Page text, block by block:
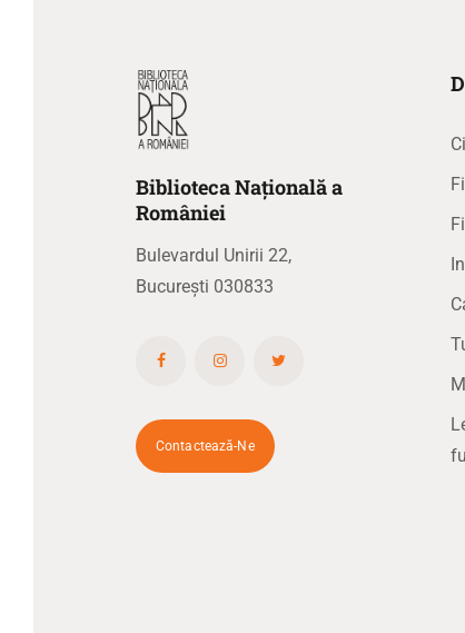
BibliotecaNaționalăa
României
Bulevardul Unirii 22,
București 030833
Contactează-Ne